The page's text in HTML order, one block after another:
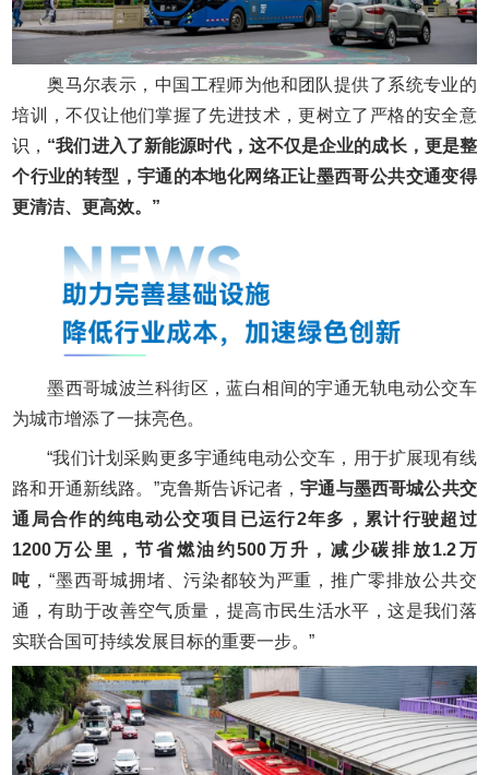
奥马尔表示，中国工程师为他和团队提供了系统专业的
培训，不仅让他们掌握了先进技术，更树立了严格的安全意
识， “我们进入了新能源时代，这不仅是企业的成长，更是整
个行业的转型，宇通的本地化网络正让墨西哥公共交通变得
更清洁、更高效。”
墨西哥城波兰科街区，蓝白相间的宇通无轨电动公交车
为城市增添了一抹亮色。
“我们计划采购更多宇通纯电动公交车，用于扩展现有线
路和开通新线路。”克鲁斯告诉记者，宇通与墨西哥城公共交
通局合作的纯电动公交项目已运行2年多，累计行驶超过
1200万公里，节省燃油约500万升，减少碳排放1.2万
吨 ，“墨西哥城拥堵、污染都较为严重，推广零排放公共交
通，有助于改善空气质量，提高市民生活水平，这是我们落
实联合国可持续发展目标的重要一步。”